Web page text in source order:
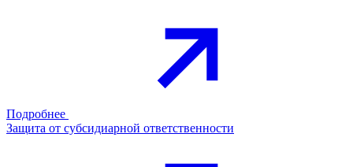
Подробнее
Защита от субсидиарной ответственности